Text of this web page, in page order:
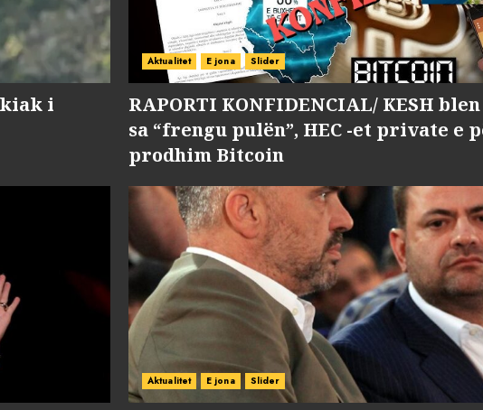
i
Aktualitet E jona Slider
RAPORTI KONFIDENCIAL/ KESH
sa “frengu pulën”, HEC -et private e
prodhim Bitcoin
Aktualitet E jona Slider